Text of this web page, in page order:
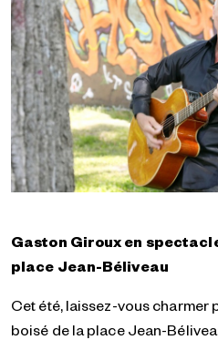
Gaston Giroux en
place Jean-Béliveau
Cet été, laissez-vous charmer
boisé de la place Jean-